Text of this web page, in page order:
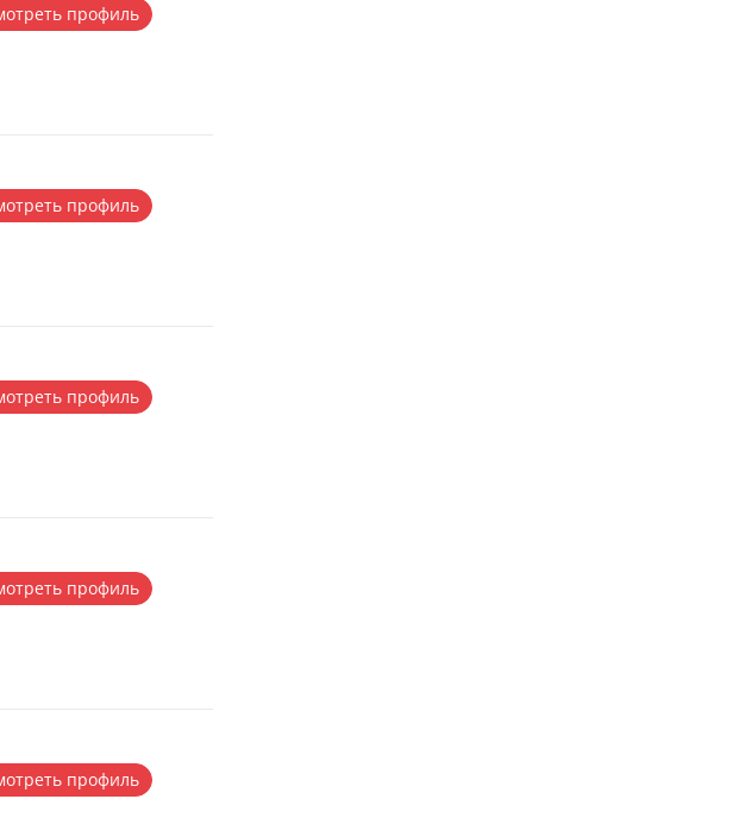
профиль
профиль
профиль
профиль
профиль